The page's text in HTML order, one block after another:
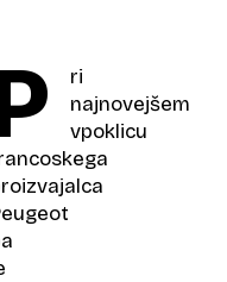
ri
najnovejšem
vpoklicu